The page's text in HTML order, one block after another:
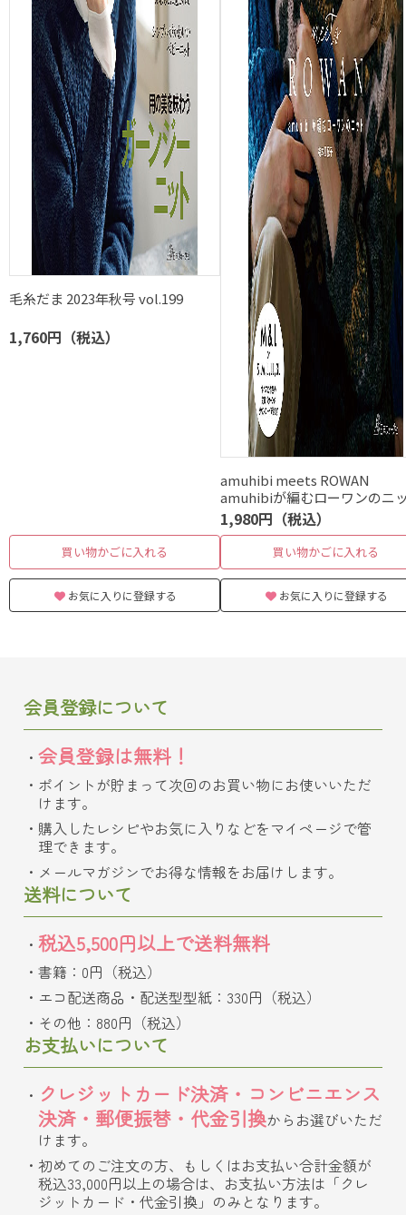
毛糸だま 2023年秋号 vol.199
1,760円（税込）
買い物かごに入れる
お気に入りに登録する
amuhibi meets ROWAN
amuhibiが編むローワンのニ
1,980円（税込）
買い物かごに入れる
お気に入りに登録する
会員登録について
会員登録は無料！
ポイントが貯まって次回のお買い物にお使いいただ
けます。
購入したレシピやお気に入りなどをマイページで管
理できます。
メールマガジンでお得な情報をお届けします。
送料について
税込5,500円以上で送料無料
書籍：0円（税込）
エコ配送商品・配送型型紙：330円（税込）
その他：880円（税込）
お支払いについて
クレジットカード決済・コンビニエンス
決済・郵便振替・代金引換からお選びいただ
けます。
初めてのご注文の方、もしくはお支払い合計金額が
税込33,000円以上の場合は、お支払い方法は「クレ
ジットカード・代金引換」のみとなります。